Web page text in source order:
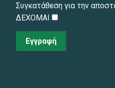
Συγκατάθεση για την
ΔΕΧΟΜΑΙ
Εγγραφή